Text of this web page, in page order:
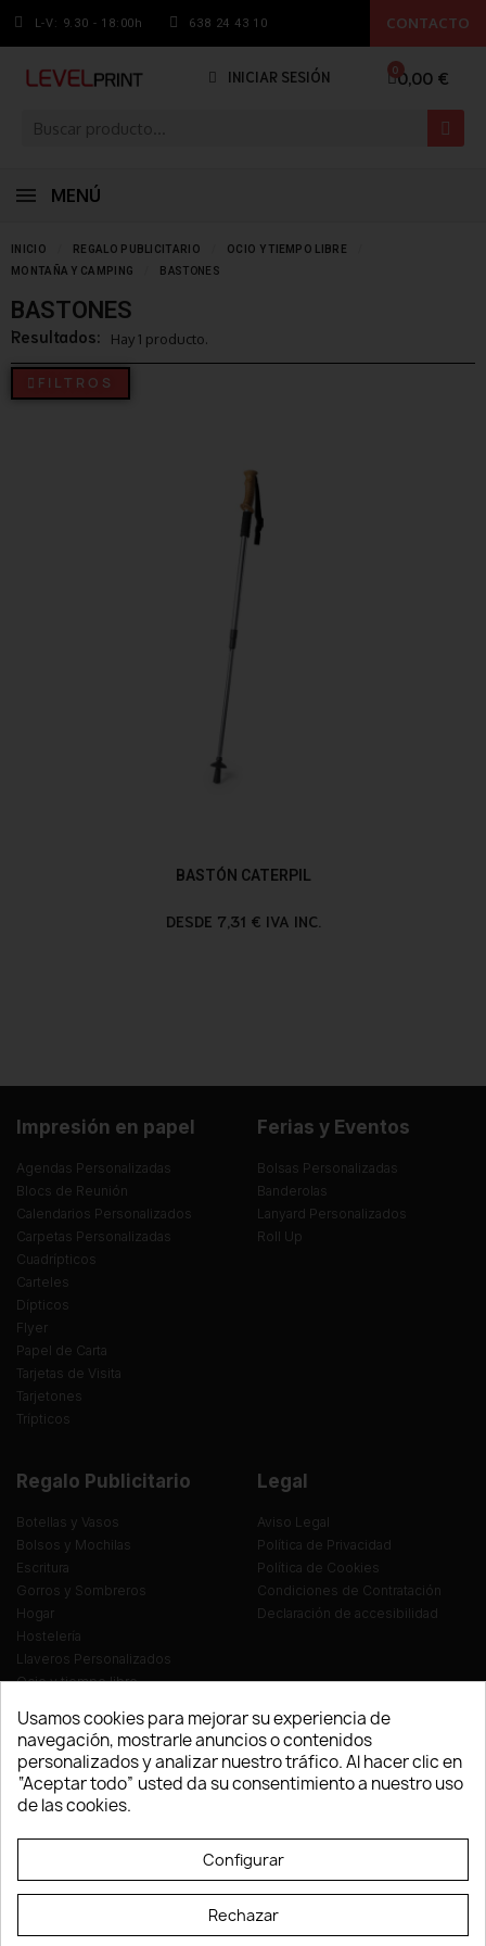
L-V: 9.30 - 18:00h 638 24 43 10 CONTACTO
INICIAR SESIÓN 0,00 €
MENÚ
INICIO REGALO PUBLICITARIO
OCIO Y TIEMPO LIBRE
MONTAÑA Y CAMPING
BASTONES
BASTONES
Resultados: Hay 1 producto.
FILTROS
BASTÓN CATERPIL
DESDE 7,31 € IVA INC.
Impresión en papel
Agendas Personalizadas
Blocs de Reunión
Calendarios Personalizados
Carpetas Personalizadas
Cuadrípticos
Carteles
Dípticos
Flyer
Papel de Carta
Tarjetas de Visita
Tarjetones
Trípticos
Ferias y Eventos
Bolsas Personalizadas
Banderolas
Lanyard Personalizados
Roll Up
Regalo Publicitario
Botellas y Vasos
Bolsos y Mochilas
Escritura
Gorros y Sombreros
Hogar
Hostelería
Llaveros Personalizados
Ocio y tiempo libre
Ropa y Textil
Tecnología
Verano y playa
Vestuario laboral
Legal
Aviso Legal
Política de Privacidad
Política de Cookies
Condiciones de Contratación
Declaración de accesibilidad
© LEVELPRINT - 2026
Usamos cookies para mejorar su experiencia de
navegación, mostrarle anuncios o contenidos
personalizados y analizar nuestro tráfico. Al hacer clic en
“Aceptar todo” usted da su consentimiento a nuestro uso
de las cookies.
Configurar
Rechazar